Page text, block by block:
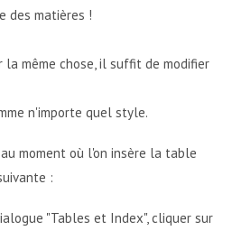
des matières !
la même chose, il suffit de modifier
n'importe quel style.
moment où l'on insère la table
:
"Tables et Index", cliquer sur